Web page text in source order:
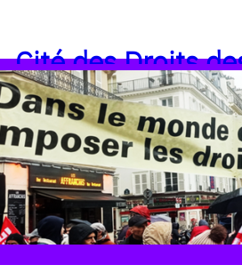
Cité des Droits